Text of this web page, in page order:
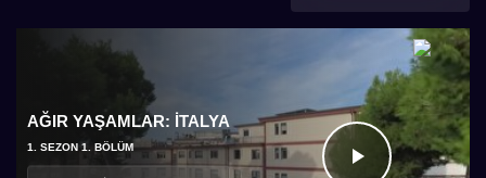
AĞIR YAŞAMLAR: İTALYA
1. SEZON 1. BÖLÜM